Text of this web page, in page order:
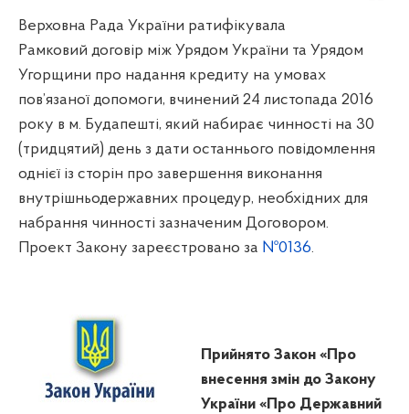
Верховна Рада України ратифікувала
Рамковий договір між Урядом України та Урядом
Угорщини про надання кредиту на умовах
пов’язаної допомоги, вчинений 24 листопада 2016
року в м. Будапешті, який набирає чинності на 30
(тридцятий) день з дати останнього повідомлення
однієї із сторін про завершення виконання
внутрішньодержавних процедур, необхідних для
набрання чинності зазначеним Договором.
Проект Закону зареєстровано за №0136.
Прийнято Закон «Про
внесення змін до Закону
України «Про Державний